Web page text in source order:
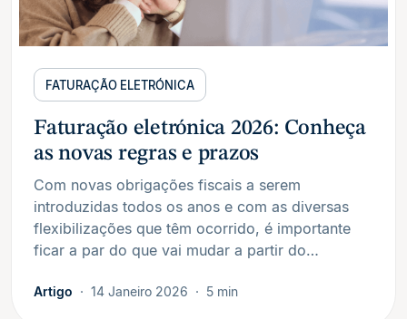
FATURAÇÃO ELETRÓNICA
Faturação eletrónica 2026: Conheça
as novas regras e prazos
Com novas obrigações fiscais a serem
introduzidas todos os anos e com as diversas
flexibilizações que têm ocorrido, é importante
ficar a par do que vai mudar a partir do…
Artigo 14 Janeiro 2026 5 min